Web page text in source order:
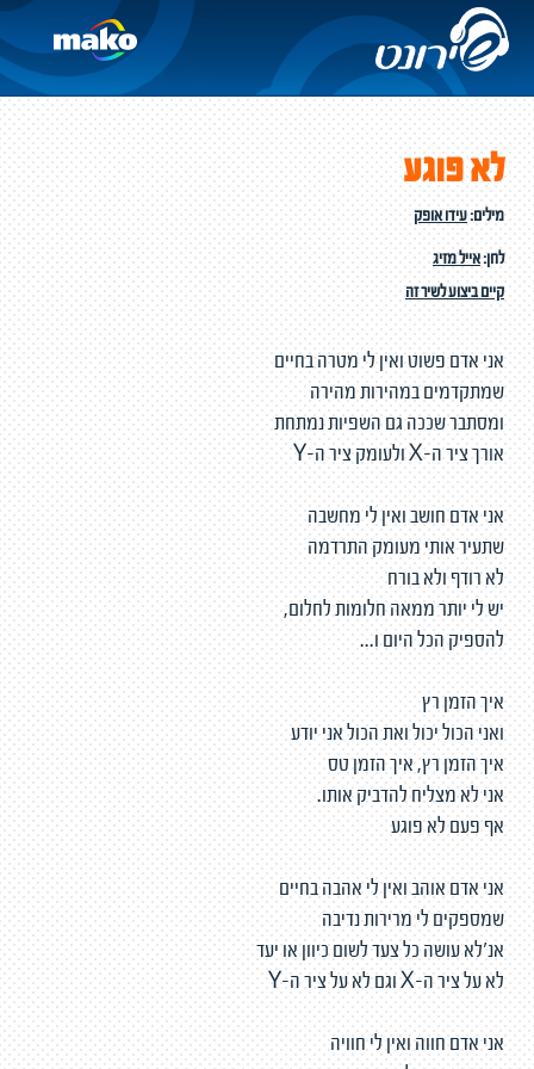
לא פוגע
מילים:עידו אופק
לחן:אייל מזיג
קיים ביצוע לשיר זה
אני אדם פשוט ואין לי מטרה בחיים
שמתקדמים במהירות מהירה
ומסתבר שככה גם השפיות נמתחת
אורך ציר ה-X ולעומק ציר ה-Y
אני אדם חושב ואין לי מחשבה
שתעיר אותי מעומק התרדמה
לא רודף ולא בורח
יש לי יותר ממאה חלומות לחלום,
להספיק הכל היום ו...
איך הזמן רץ
ואני הכול יכול ואת הכול אני יודע
איך הזמן רץ, איך הזמן טס
אני לא מצליח להדביק אותו.
אף פעם לא פוגע
אני אדם אוהב ואין לי אהבה בחיים
שמספקים לי מרירות נדיבה
אנ'לא עושה כל צעד לשום כיוון או יעד
לא על ציר ה-X וגם לא על ציר ה-Y
אני אדם חווה ואין לי חוויה